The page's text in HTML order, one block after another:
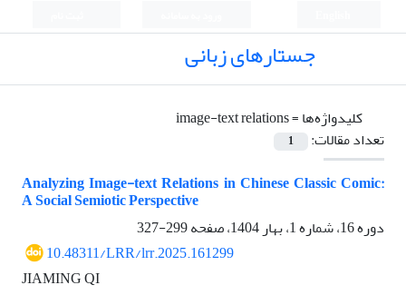
جستارهای زبانی
کلیدواژه‌ها =image-text relations
تعداد مقالات:
1
Analyzing Image-text Relations in Chinese Classic Comic:
A Social Semiotic Perspective
دوره 16، شماره 1، بهار 1404، صفحه
299-327
10.48311/LRR/lrr.2025.161299
JIAMING QI